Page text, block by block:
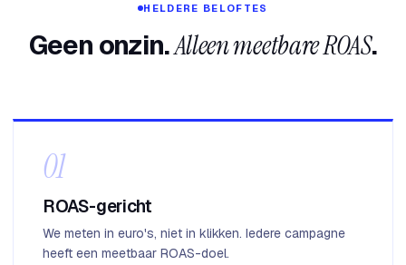
HELDERE BELOFTES
Geen onzin.Alleen meetbare ROAS.
01
ROAS-gericht
We meten in euro's, niet in klikken. Iedere campagne
heeft een meetbaar ROAS-doel.